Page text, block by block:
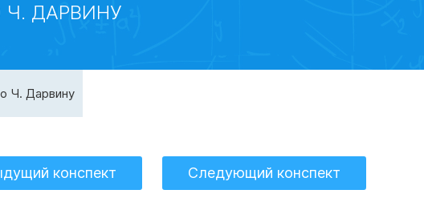
ДАРВИНУ
Ч. Дарвину
конспект Следующий конспект